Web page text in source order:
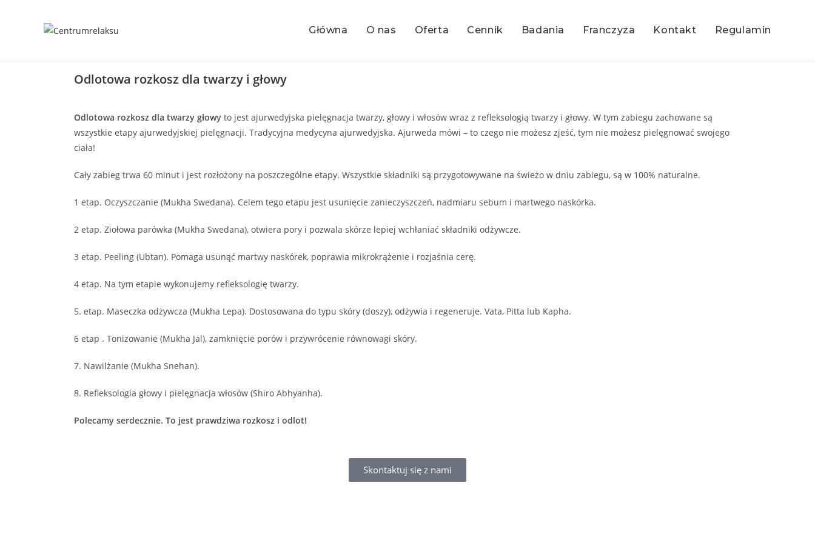
Główna O nas Oferta Cennik Badania Franczyza Kontakt Regulamin
Odlotowa rozkosz dla twarzy i głowy
Odlotowa rozkosz dla twarzy głowy to jest ajurwedyjska pielęgnacja twarzy, głowy i włosów wraz z refleksologią twarzy i głowy. W tym zabiegu zachowane są
wszystkie etapy ajurwedyjskiej pielęgnacji. Tradycyjna medycyna ajurwedyjska. Ajurweda mówi – to czego nie możesz zjeść, tym nie możesz pielęgnować swojego
ciała!
Cały zabieg trwa 60 minut i jest rozłożony na poszczególne etapy. Wszystkie składniki są przygotowywane na świeżo w dniu zabiegu, są w 100% naturalne.
1 etap. Oczyszczanie (Mukha Swedana). Celem tego etapu jest usunięcie zanieczyszczeń, nadmiaru sebum i martwego naskórka.
2 etap. Ziołowa parówka (Mukha Swedana), otwiera pory i pozwala skórze lepiej wchłaniać składniki odżywcze.
3 etap. Peeling (Ubtan). Pomaga usunąć martwy naskórek, poprawia mikrokrążenie i rozjaśnia cerę.
4 etap. Na tym etapie wykonujemy refleksologię twarzy.
5. etap. Maseczka odżywcza (Mukha Lepa). Dostosowana do typu skóry (doszy), odżywia i regeneruje. Vata, Pitta lub Kapha.
6 etap . Tonizowanie (Mukha Jal), zamknięcie porów i przywrócenie równowagi skóry.
7. Nawilżanie (Mukha Snehan).
8. Refleksologia głowy i pielęgnacja włosów (Shiro Abhyanha).
Polecamy serdecznie. To jest prawdziwa rozkosz i odlot!
Skontaktuj się z nami